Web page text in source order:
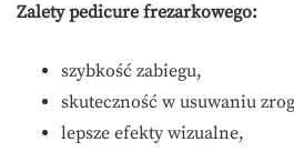
Zalety pedicure frezarkowego:
szybkość zabiegu,
skuteczność w usuwaniu
lepsze efekty wizualne,